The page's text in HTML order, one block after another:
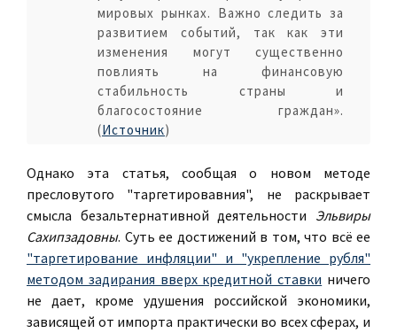
мировых рынках. Важно следить за
развитием событий, так как эти
изменения могут существенно
повлиять на финансовую
стабильность страны и
благосостояние граждан».
(Источник)
Однако эта статья, сообщая о новом методе
пресловутого "таргетировавния", не раскрывает
смысла безальтернативной деятельности Эльвиры
Сахипзадовны. Суть ее достижений в том, что всё ее
"таргетирование инфляции" и "укрепление рубля"
методом задирания вверх кредитной ставки ничего
не дает, кроме удушения российской экономики,
зависящей от импорта практически во всех сферах, и